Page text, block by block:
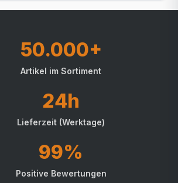
50.000+
Artikel im Sortiment
24h
Lieferzeit (Werktage)
99%
Positive Bewertungen